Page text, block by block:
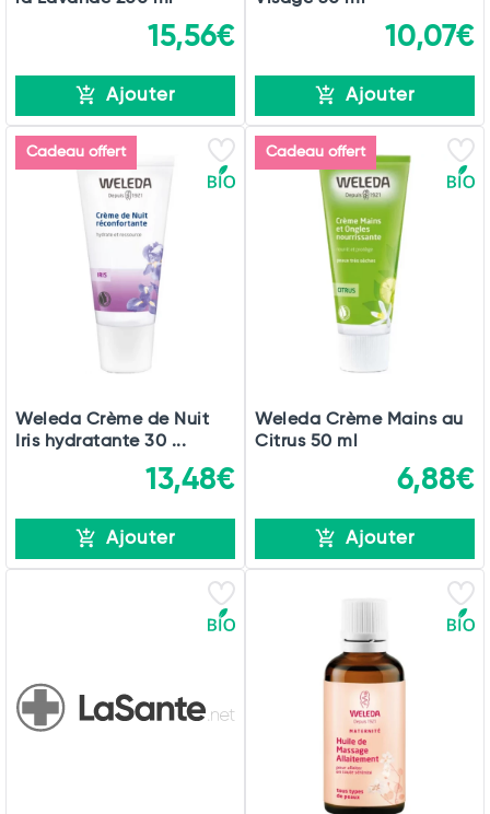
15,56€
Ajouter
10,07€
Ajouter
Cadeau offert
Weleda Crème de Nuit
Iris hydratante 30 ...
13,48€
Ajouter
Cadeau offert
Weleda Crème Mains au
Citrus 50 ml
6,88€
Ajouter